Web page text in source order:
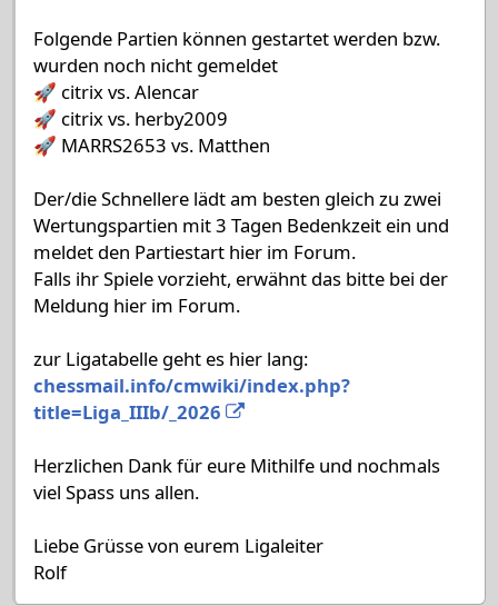
Folgende Partien können gestartet werden bzw.
wurden noch nicht gemeldet
🚀 citrix vs. Alencar
🚀 citrix vs. herby2009
🚀 MARRS2653 vs. Matthen
Der/die Schnellere lädt am besten gleich zu zwei
Wertungspartien mit 3 Tagen Bedenkzeit ein und
meldet den Partiestart hier im Forum.
Falls ihr Spiele vorzieht, erwähnt das bitte bei der
Meldung hier im Forum.
zur Ligatabelle geht es hier lang:
chessmail.info/cmwiki/index.php?
title=Liga_IIIb/_2026
Herzlichen Dank für eure Mithilfe und nochmals
viel Spass uns allen.
Liebe Grüsse von eurem Ligaleiter
Rolf